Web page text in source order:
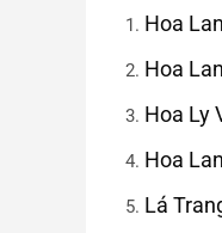
Hoa
Hoa
Hoa Ly
Hoa
Lá